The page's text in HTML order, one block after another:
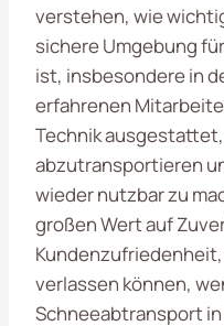
verstehen, wie
sichere Umgebung
ist, insbesondere in
erfahrenen
Technik
abzutransportieren
wieder nutzbar zu
großen Wert auf
verlassen können,
Schneeabtransport